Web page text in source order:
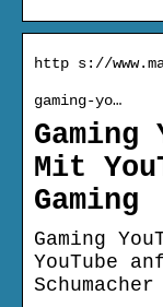
http s://
gaming-yo…
Gaming
Mit
Gaming
Gaming
YouTube
Schumacher